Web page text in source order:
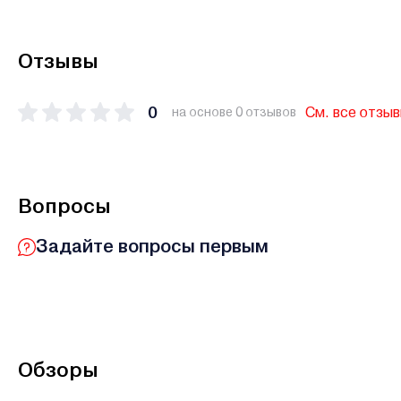
Отзывы
0 на основе 0 отзывов См. все
Вопросы
Задайте вопросы первым
Обзоры